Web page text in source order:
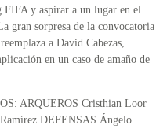
y aspirar a un lugar en el
gran sorpresa de la convocatoria
a David Cabezas,
en un caso de amaño de
ARQUEROS Cristhian Loor
DEFENSAS Ángelo